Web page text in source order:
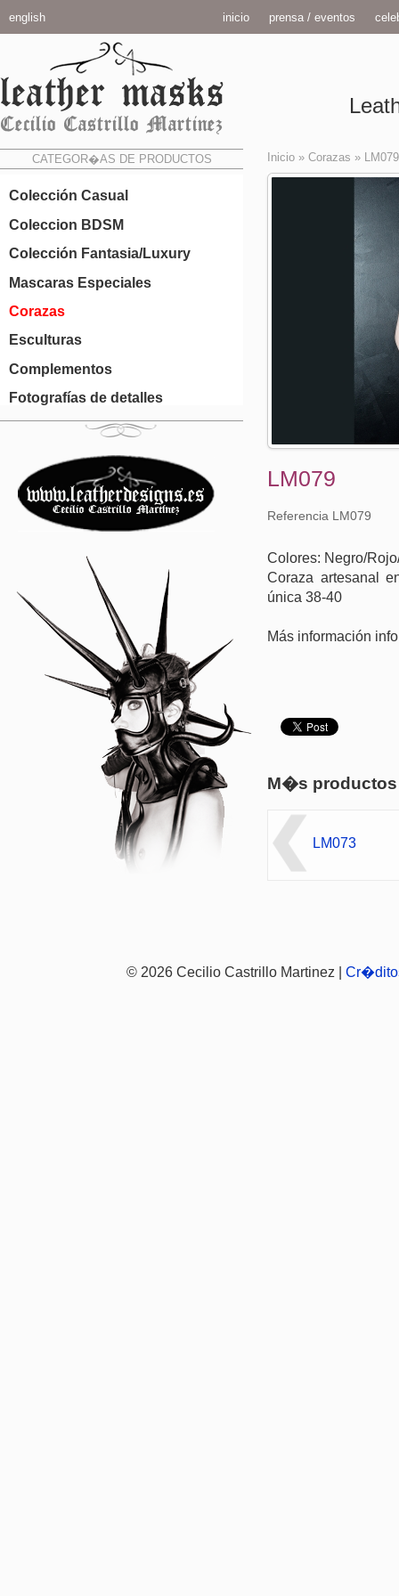
english inicio prensa / eventos
CATEGOR�AS DE PRODUCTOS
Colección Casual
Coleccion BDSM
Colección Fantasia/Luxury
Mascaras Especiales
Corazas
Esculturas
Complementos
Fotografías de detalles
Inicio » Corazas » LM079
LM079
Referencia LM079
Colores: Negro/
Coraza artesanal
única 38-40
Más información
M�s
LM073
© 2026 Cecilio Castrillo Martinez |